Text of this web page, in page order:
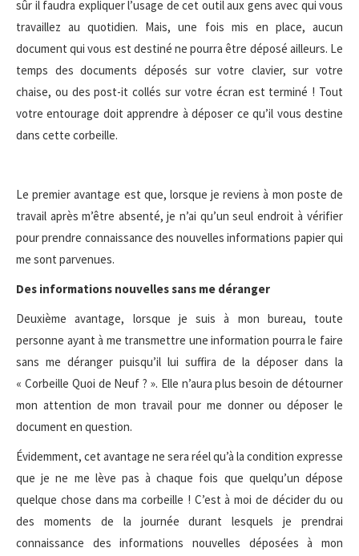
sûr il faudra expliquer l’usage de cet outil aux gens avec qui vous
travaillez au quotidien. Mais, une fois mis en place, aucun
document qui vous est destiné ne pourra être déposé ailleurs. Le
temps des documents déposés sur votre clavier, sur votre
chaise, ou des post-it collés sur votre écran est terminé ! Tout
votre entourage doit apprendre à déposer ce qu’il vous destine
dans cette corbeille.
Le premier avantage est que, lorsque je reviens à mon poste de
travail après m’être absenté, je n’ai qu’un seul endroit à vérifier
pour prendre connaissance des nouvelles informations papier qui
me sont parvenues.
Des informations nouvelles sans me déranger
Deuxième avantage, lorsque je suis à mon bureau, toute
personne ayant à me transmettre une information pourra le faire
sans me déranger puisqu’il lui suffira de la déposer dans la
« Corbeille Quoi de Neuf ? ». Elle n’aura plus besoin de détourner
mon attention de mon travail pour me donner ou déposer le
document en question.
Évidemment, cet avantage ne sera réel qu’à la condition expresse
que je ne me lève pas à chaque fois que quelqu’un dépose
quelque chose dans ma corbeille ! C’est à moi de décider du ou
des moments de la journée durant lesquels je prendrai
connaissance des informations nouvelles déposées à mon